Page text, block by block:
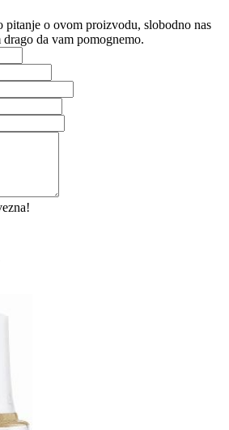
o ovom proizvodu, slobodno nas
da vam pomognemo.